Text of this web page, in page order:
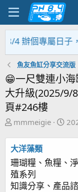
4 辦個專屬日子，
魚友魚缸分享交流版
😁一尺雙連小
大升級(2025/9/
頁#246樓
主
發
起
人
mmmeigie
開
大洋藻類
珊瑚糧、魚糧、
殖系列
知識分享、產品